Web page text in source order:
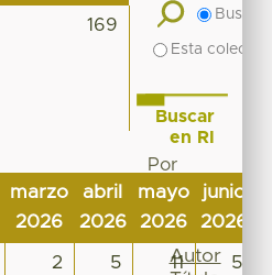
169
marzo
2026
abril
2026
mayo
2026
junio
2026
2 5 11 5
Buscar
Esta
Buscar
en RI
Por
Fecha
de
publicación
Autor